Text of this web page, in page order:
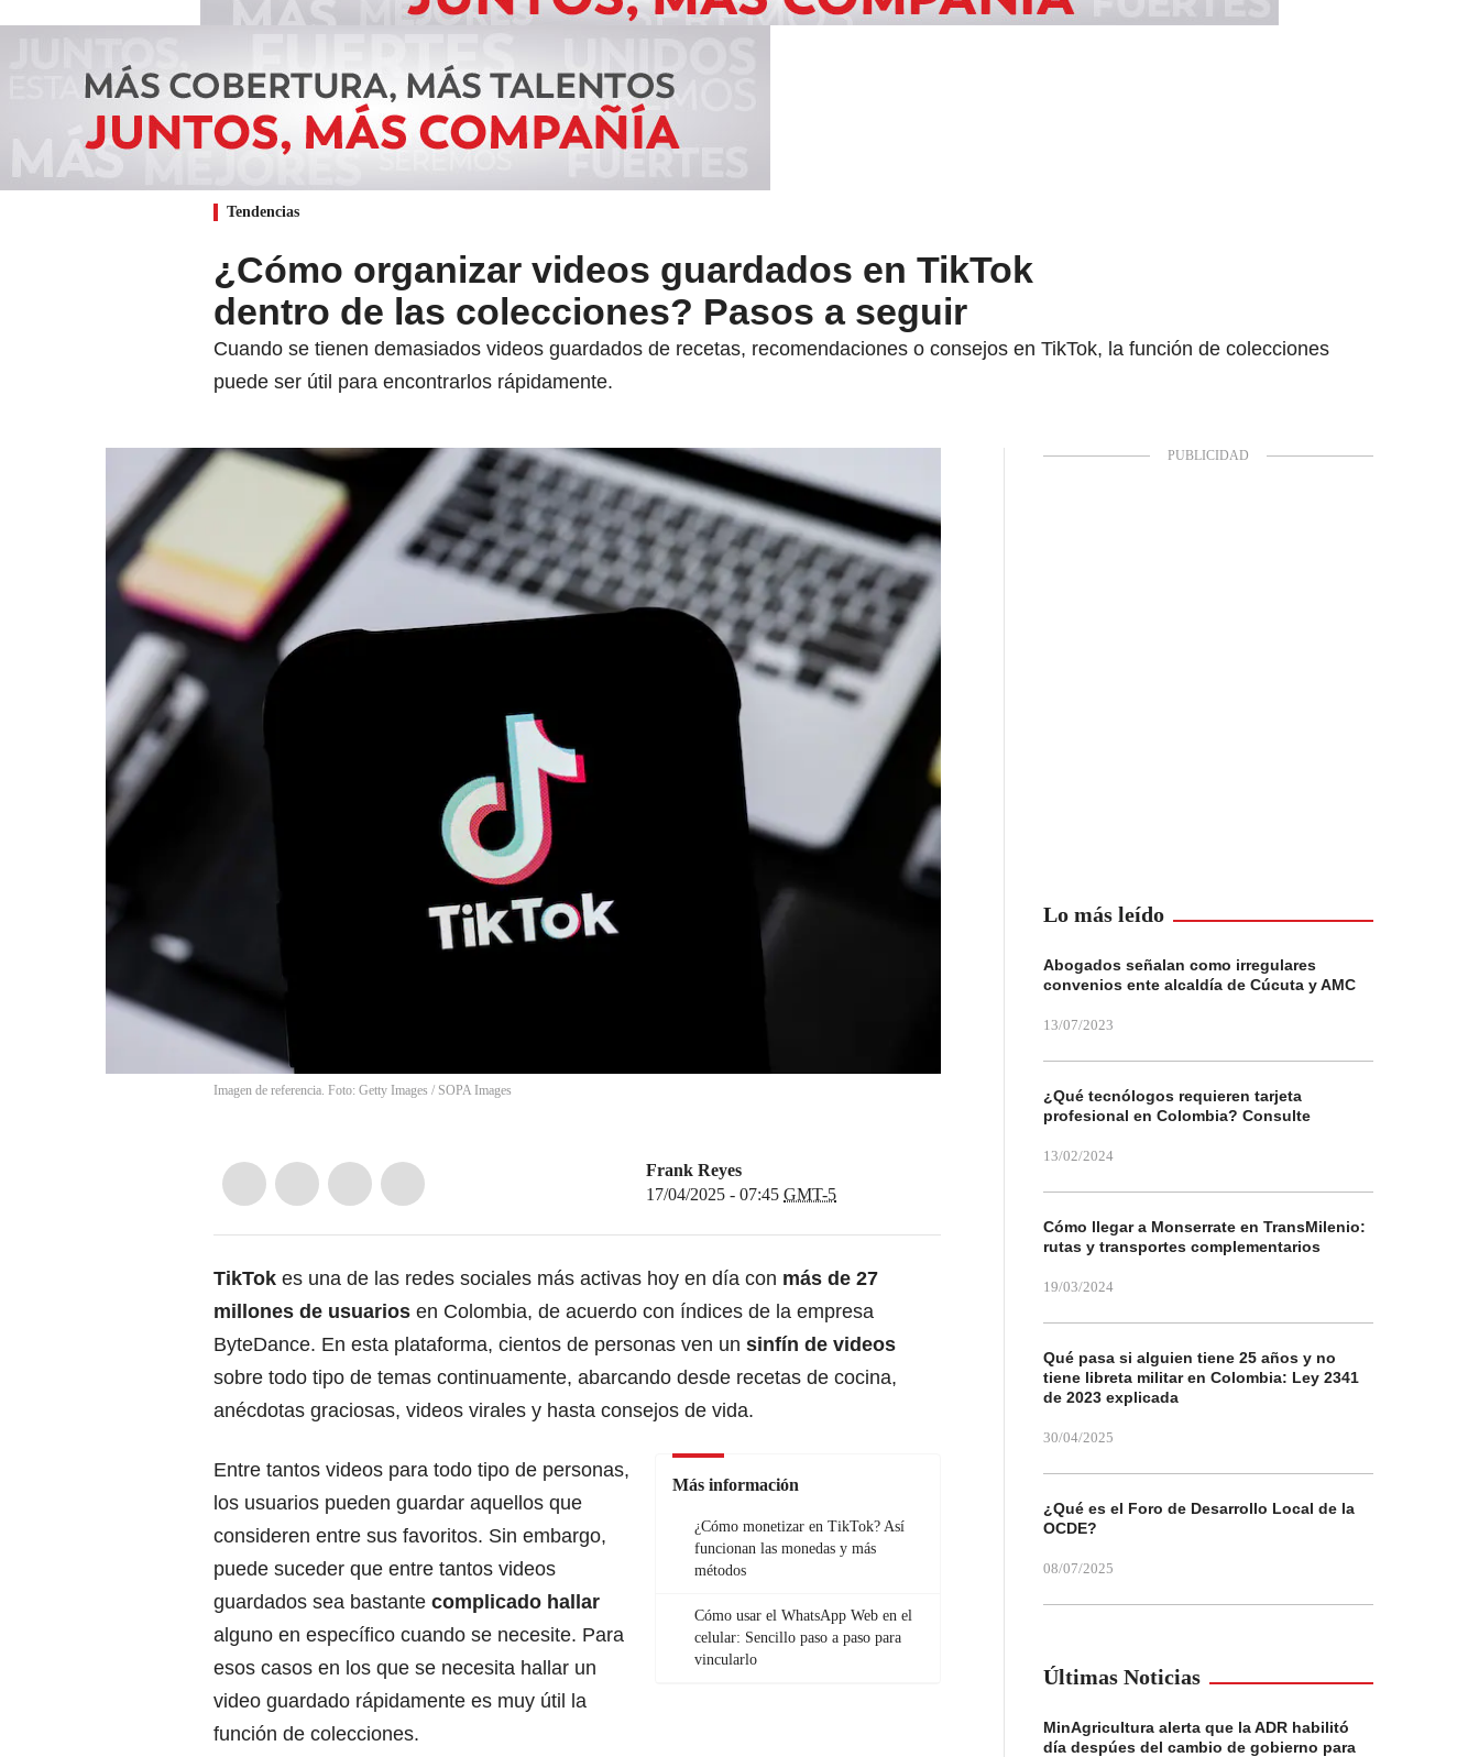
Tendencias
¿Cómo organizar videos guardados en TikTok
dentro de las colecciones? Pasos a seguir
Cuando se tienen demasiados videos guardados de recetas, recomendaciones o consejos en TikTok, la función de colecciones
puede ser útil para encontrarlos rápidamente.
Imagen de referencia. Foto: Getty Images / SOPA Images
Frank Reyes
17/04/2025 - 07:45 GMT-5
TikTok es una de las redes sociales más activas hoy en día con más de 27
millones de usuarios en Colombia, de acuerdo con índices de la empresa
ByteDance. En esta plataforma, cientos de personas ven un sinfín de videos
sobre todo tipo de temas continuamente, abarcando desde recetas de cocina,
anécdotas graciosas, videos virales y hasta consejos de vida.
Más información
¿Cómo monetizar en TikTok? Así
funcionan las monedas y más
métodos
Cómo usar el WhatsApp Web en el
celular: Sencillo paso a paso para
vincularlo
Entre tantos videos para todo tipo de personas,
los usuarios pueden guardar aquellos que
consideren entre sus favoritos. Sin embargo,
puede suceder que entre tantos videos
guardados sea bastante complicado hallar
alguno en específico cuando se necesite. Para
esos casos en los que se necesita hallar un
video guardado rápidamente es muy útil la
función de colecciones.
Lo más leído
Abogados señalan como irregulares
convenios ente alcaldía de Cúcuta y AMC
13/07/2023
¿Qué tecnólogos requieren tarjeta
profesional en Colombia? Consulte
13/02/2024
Cómo llegar a Monserrate en TransMilenio:
rutas y transportes complementarios
19/03/2024
Qué pasa si alguien tiene 25 años y no
tiene libreta militar en Colombia: Ley 2341
de 2023 explicada
30/04/2025
¿Qué es el Foro de Desarrollo Local de la
OCDE?
08/07/2025
Últimas Noticias
MinAgricultura alerta que la ADR habilitó
día despúes del cambio de gobierno para